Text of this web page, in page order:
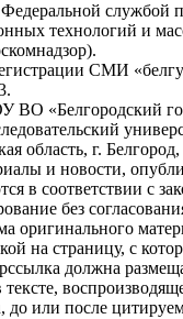
службой
технологий и
СМИ
ВО «Белгородский
область, г.
и новости,
в соответствии с
без
оригинального
на страницу, с
должна
тексте,
до или после